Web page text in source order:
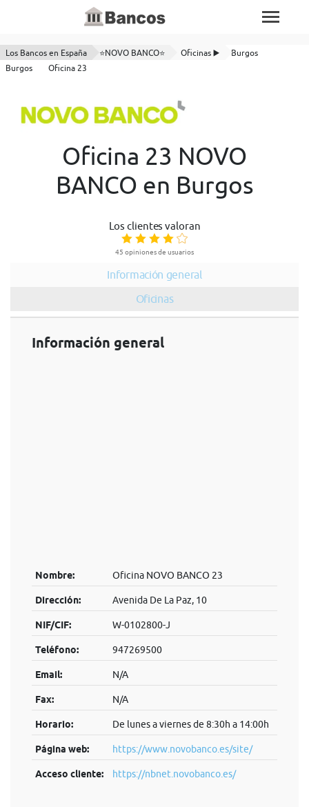
Los Bancos en España ⭐NOVO BANCO⭐ Oficinas ▶️
Burgos
Burgos
Oficina 23
Oficina 23 NOVO
BANCO en Burgos
Los clientes valoran
45 opiniones de usuarios
Información general
Oficinas
Información general
Nombre: Oficina NOVO BANCO 23
Dirección: Avenida De La Paz, 10
NIF/CIF: W-0102800-J
Teléfono: 947269500
Email: N/A
Fax: N/A
Horario: De lunes a viernes de 8:30h a 14:00h
Página web: https://www.novobanco.es/site/
Acceso cliente: https://nbnet.novobanco.es/